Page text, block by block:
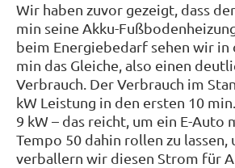
Wir haben zuvor gezeigt, dass
min seine Akku-
beim Energiebedarf sehen wir in
min das Gleiche, also einen
Verbrauch. Der Verbrauch im
kW Leistung in den ersten 10
9 kW – das reicht, um ein E-Auto
Tempo 50 dahin rollen zu lassen,
verballern wir diesen Strom für